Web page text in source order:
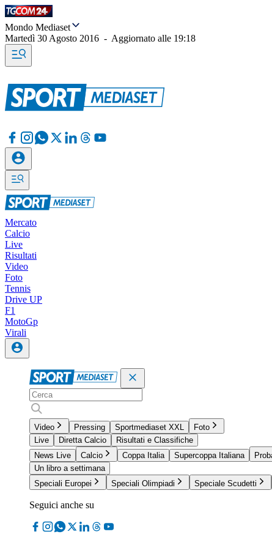
Mondo Mediaset
Martedì 30 Agosto 2016 - Aggiornato alle 19:18
Mercato
Calcio
Live
Risultati
Video
Foto
Tennis
Drive UP
F1
MotoGp
Virali
Video Pressing Sportmediaset XXL
Foto
Live
Diretta Calcio
Risultati e Classifiche
News Live
Calcio Coppa Italia Supercoppa Italiana
Un libro a settimana
Speciali Europei
Speciali Olimpiadi Speciale Scudetti
Seguici anche su